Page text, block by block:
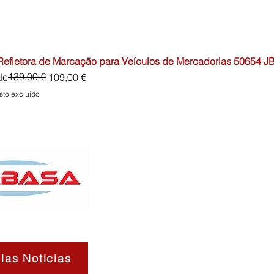
de Marcação para Veículos de Mercadorias 50654
139,00 € 109,00 €
de oferta
excluido
Noticias